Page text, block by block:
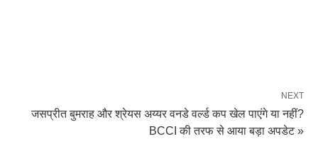
NEXT
जसप्रीत बुमराह और श्रेयस अय्यर वनडे वर्ल्ड कप खेल पाएंगे या नहीं?
BCCI की तरफ से आया बड़ा अपडेट »